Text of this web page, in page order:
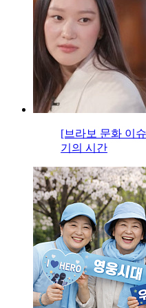
[브라보 문화 이
기의 시간